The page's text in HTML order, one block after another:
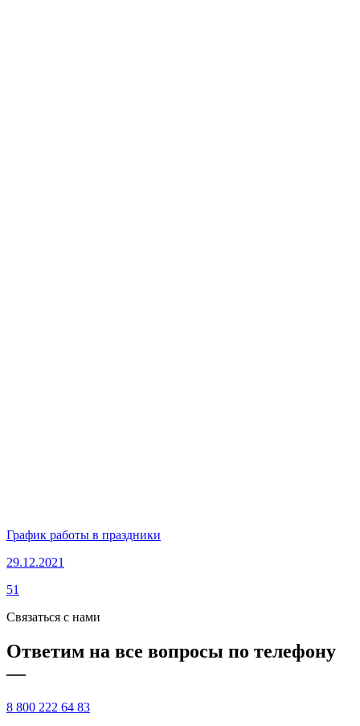
График работы в праздники
29.12.2021
51
Связаться с нами
Ответим на все вопросы по телефону
—
8 800 222 64 83